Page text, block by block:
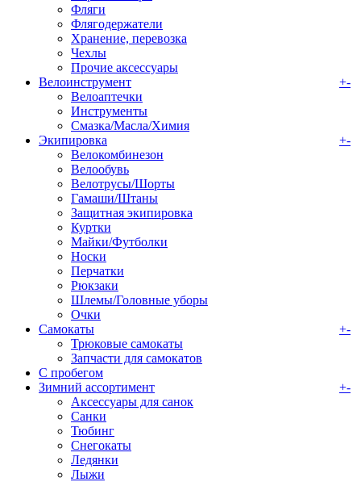
Фляги
Флягодержатели
Хранение, перевозка
Чехлы
Прочие аксессуары
Велоинструмент
+-
Велоаптечки
Инструменты
Смазка/Масла/Химия
Экипировка
+-
Велокомбинезон
Велообувь
Велотрусы/Шорты
Гамаши/Штаны
Защитная экипировка
Куртки
Майки/Футболки
Носки
Перчатки
Рюкзаки
Шлемы/Головные уборы
Очки
Самокаты
+-
Трюковые самокаты
Запчасти для самокатов
С пробегом
Зимний ассортимент
+-
Аксессуары для санок
Санки
Тюбинг
Снегокаты
Ледянки
Лыжи